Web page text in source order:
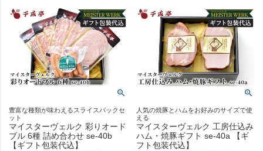
豊富な種類が味わえるスライスパックセ
ット
マイスターヴェルク 彩りオード
ブル 6種 詰め合わせ se-40b
【ギフト包装代込】
人気の焼豚とハムをお好みのサイズで使
える
マイスターヴェルク 工房仕込み
ハム・焼豚ギフト se-40a 【ギ
フト包装代込】